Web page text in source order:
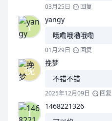
03月25日 回复
yangy
哦嘞哦嘞哦嘞
01月29日 回复
挽梦
不错不错
2025年12月09日 回复
1468221326